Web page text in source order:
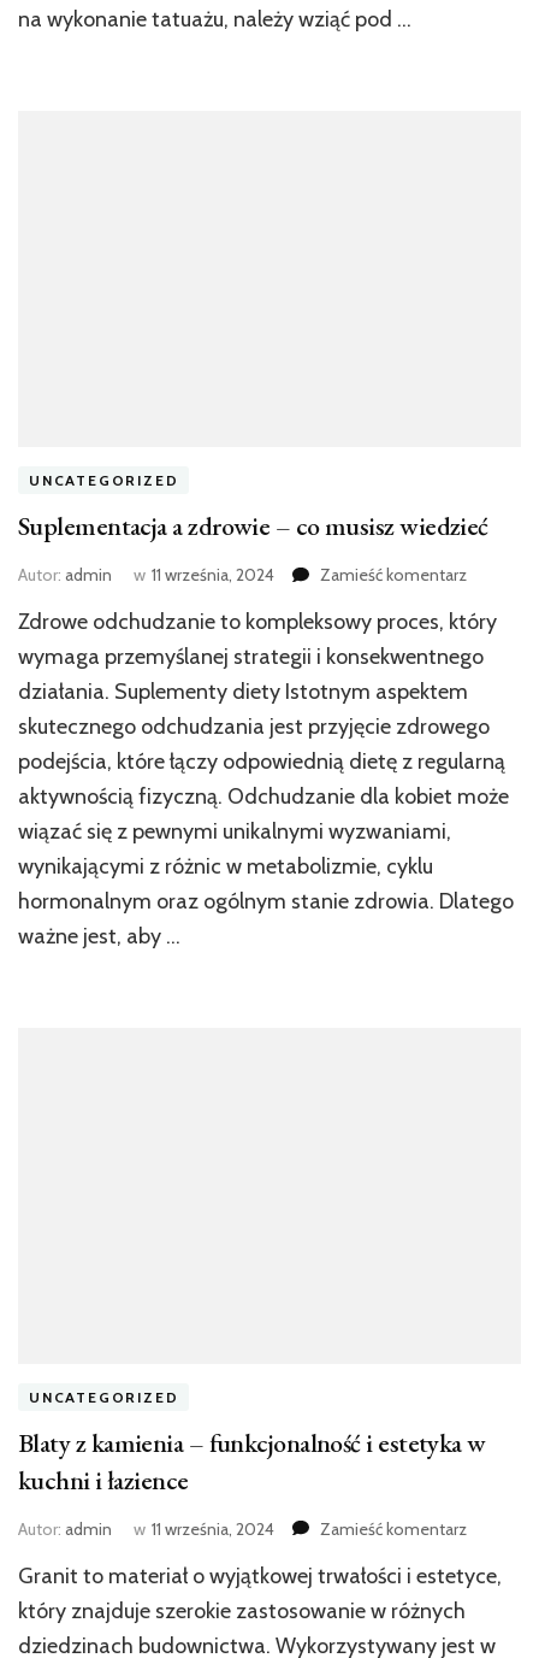
na wykonanie tatuażu, należy wziąć pod …
UNCATEGORIZED
Suplementacja a zdrowie – co musisz wiedzieć
Autor: admin w 11 września, 2024 Zamieść komentarzwe
a
zdrowie
–
co
wiedzieć
Zdrowe odchudzanie to kompleksowy proces, który
wymaga przemyślanej strategii i konsekwentnego
działania. Suplementy diety Istotnym aspektem
skutecznego odchudzania jest przyjęcie zdrowego
podejścia, które łączy odpowiednią dietę z regularną
aktywnością fizyczną. Odchudzanie dla kobiet może
wiązać się z pewnymi unikalnymi wyzwaniami,
wynikającymi z różnic w metabolizmie, cyklu
hormonalnym oraz ogólnym stanie zdrowia. Dlatego
ważne jest, aby …
UNCATEGORIZED
Blaty z kamienia – funkcjonalność i estetyka w
kuchni i łazience
Autor: admin w 11 września, 2024 Zamieść komentarzwe
Blaty
Granit to materiał o wyjątkowej trwałości i estetyce,
który znajduje szerokie zastosowanie w różnych
dziedzinach budownictwa. Wykorzystywany jest w